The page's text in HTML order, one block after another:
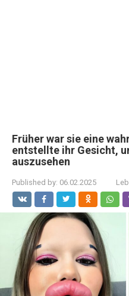
Früher war sie eine
entstellte ihr Gesicht,
auszusehen
Published by: 06.02.2025